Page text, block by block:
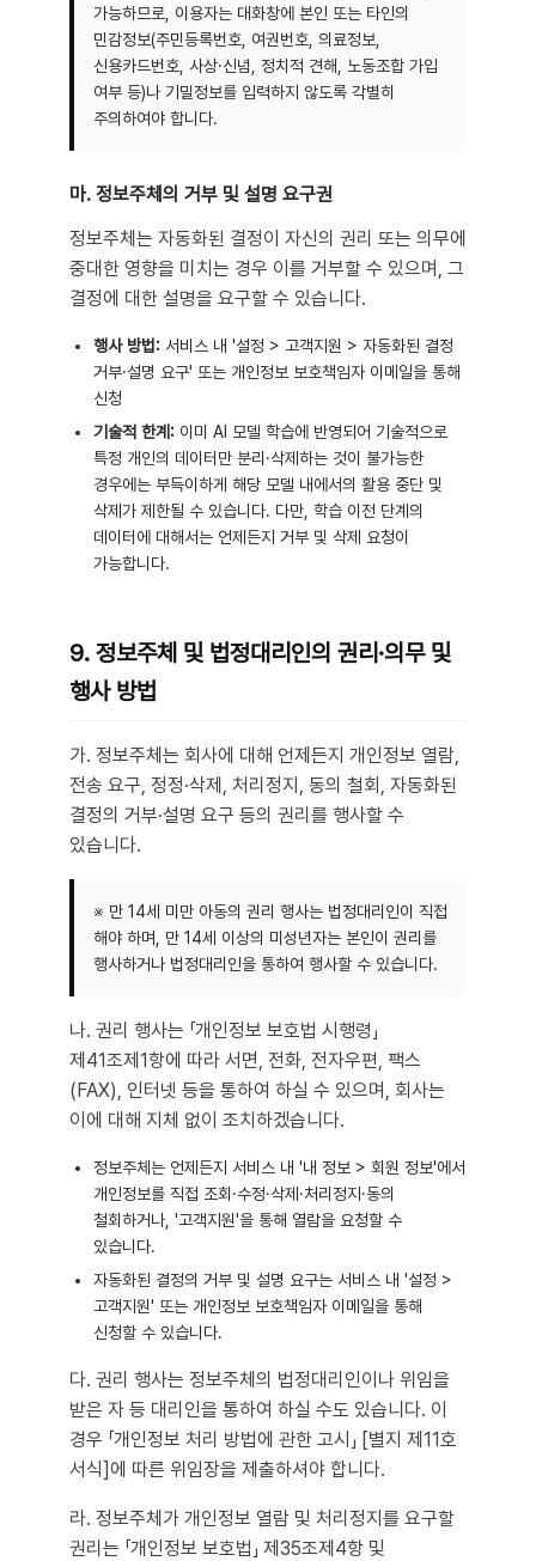
가능하므로, 이용자는 대화창에 본인 또는 타인의
민감정보(주민등록번호, 여권번호, 의료정보,
신용카드번호, 사상·신념, 정치적 견해, 노동조합 가입
여부 등)나 기밀정보를 입력하지 않도록 각별히
주의하여야 합니다.
마. 정보주체의 거부 및 설명 요구권
정보주체는 자동화된 결정이 자신의 권리 또는 의무에
중대한 영향을 미치는 경우 이를 거부할 수 있으며, 그
결정에 대한 설명을 요구할 수 있습니다.
행사 방법:서비스 내 '설정 > 고객지원 > 자동화된 결정
거부·설명 요구' 또는 개인정보 보호책임자 이메일을 통해
신청
기술적 한계:이미 AI 모델 학습에 반영되어 기술적으로
특정 개인의 데이터만 분리·삭제하는 것이 불가능한
경우에는 부득이하게 해당 모델 내에서의 활용 중단 및
삭제가 제한될 수 있습니다. 다만, 학습 이전 단계의
데이터에 대해서는 언제든지 거부 및 삭제 요청이
가능합니다.
9. 정보주체 및 법정대리인의 권리·의무 및
행사 방법
가. 정보주체는 회사에 대해 언제든지 개인정보 열람,
전송 요구, 정정·삭제, 처리정지, 동의 철회, 자동화된
결정의 거부·설명 요구 등의 권리를 행사할 수
있습니다.
※ 만 14세 미만 아동의 권리 행사는 법정대리인이 직접
해야 하며, 만 14세 이상의 미성년자는 본인이 권리를
행사하거나 법정대리인을 통하여 행사할 수 있습니다.
나. 권리 행사는 「개인정보 보호법 시행령」
제41조제1항에 따라 서면, 전화, 전자우편, 팩스
(FAX), 인터넷 등을 통하여 하실 수 있으며, 회사는
이에 대해 지체 없이 조치하겠습니다.
정보주체는 언제든지 서비스 내 '내 정보 > 회원 정보'에서
개인정보를 직접 조회·수정·삭제·처리정지·동의
철회하거나, '고객지원'을 통해 열람을 요청할 수
있습니다.
자동화된 결정의 거부 및 설명 요구는 서비스 내 '설정 >
고객지원' 또는 개인정보 보호책임자 이메일을 통해
신청할 수 있습니다.
다. 권리 행사는 정보주체의 법정대리인이나 위임을
받은 자 등 대리인을 통하여 하실 수도 있습니다. 이
경우 「개인정보 처리 방법에 관한 고시」 [별지 제11호
서식]에 따른 위임장을 제출하셔야 합니다.
라. 정보주체가 개인정보 열람 및 처리정지를 요구할
권리는 「개인정보 보호법」 제35조제4항 및